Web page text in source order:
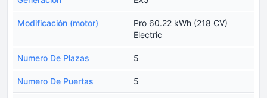
Modificación (motor)
Pro 60.22 kWh (218 CV)
Electric
Numero De Plazas 5
Numero De Puertas 5